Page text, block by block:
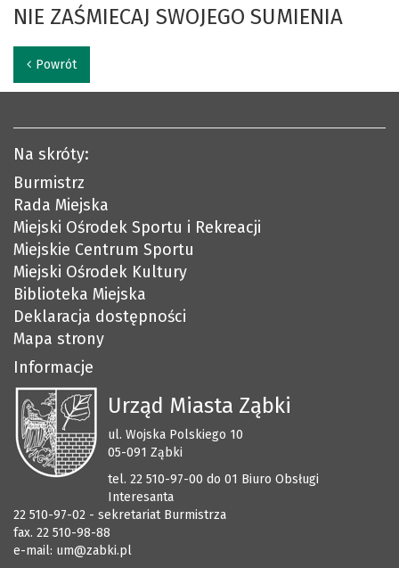
NIE ZAŚMIECAJ SWOJEGO SUMIENIA
Powrót
Na skróty:
Burmistrz
Rada Miejska
Miejski Ośrodek Sportu i Rekreacji
Miejskie Centrum Sportu
Miejski Ośrodek Kultury
Biblioteka Miejska
Deklaracja dostępności
Mapa strony
Informacje
Urząd Miasta Ząbki
ul. Wojska Polskiego 10
05-091 Ząbki
tel. 22 510-97-00 do 01 Biuro Obsługi
Interesanta
22 510-97-02 - sekretariat Burmistrza
fax. 22 510-98-88
e-mail: um@zabki.pl